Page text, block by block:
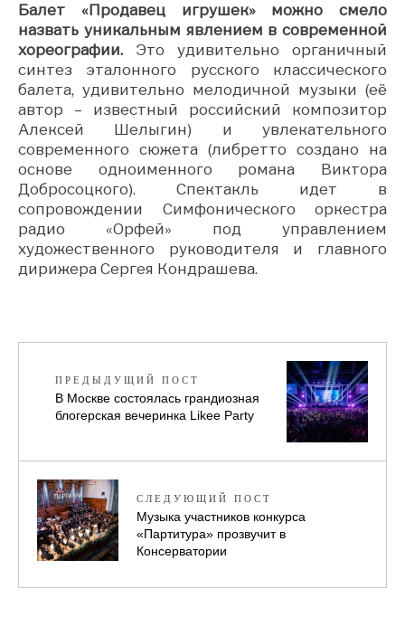
Балет «Продавец игрушек» можно смело
назвать уникальным явлением в современной
хореографии. Это удивительно органичный
синтез эталонного русского классического
балета, удивительно мелодичной музыки (её
автор – известный российский композитор
Алексей Шелыгин) и увлекательного
современного сюжета (либретто создано на
основе одноименного романа Виктора
Добросоцкого). Спектакль идет в
сопровождении Симфонического оркестра
радио «Орфей» под управлением
художественного руководителя и главного
дирижера Сергея Кондрашева.
ПРЕДЫДУЩИЙ ПОСТ
В Москве состоялась грандиозная
блогерская вечеринка Likee Party
СЛЕДУЮЩИЙ ПОСТ
Музыка участников конкурса
«Партитура» прозвучит в
Консерватории